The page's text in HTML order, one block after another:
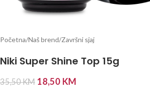
Početna/Naš brend/Završni sjaj
Niki Super Shine Top 15g
35,50KM 18,50 KM